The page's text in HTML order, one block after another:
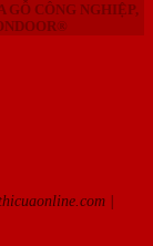
GỖ CÔNG NGHIỆP,
|